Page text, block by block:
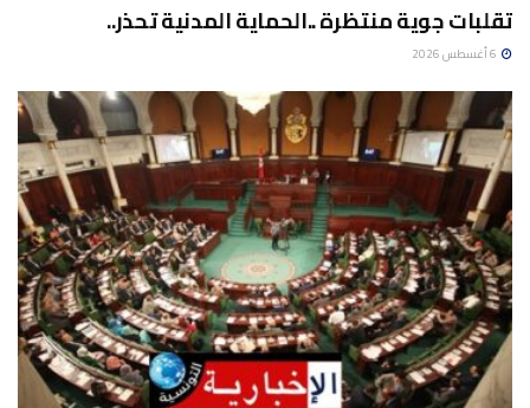
تقلبات جوية منتظرة ..الحماية المدنية تحذر..